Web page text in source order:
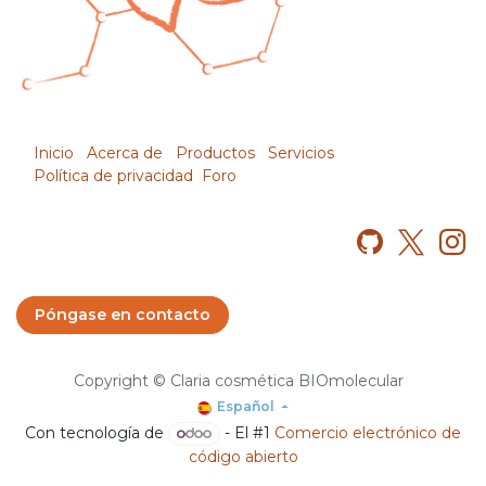
Inicio Acerca de Productos
Servicios
Política de privacidad
Foro
Póngase en contacto
Copyright © Claria cosmética BIOmolecular
Español
Con tecnología de - El #1 Comercio electrónico de
código abierto